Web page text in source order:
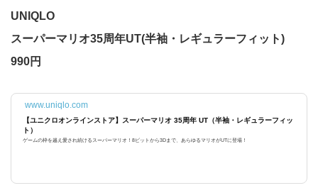
UNIQLO
スーパーマリオ35周年UT(半袖・レギュラーフィット)
990円
www.uniqlo.com
【ユニクロオンラインストア】スーパーマリオ 35周年 UT（半袖・レギュラーフィッ
ト）
ゲームの枠を越え愛され続けるスーパーマリオ！8ビットから3Dまで、あらゆるマリオがUTに登場！